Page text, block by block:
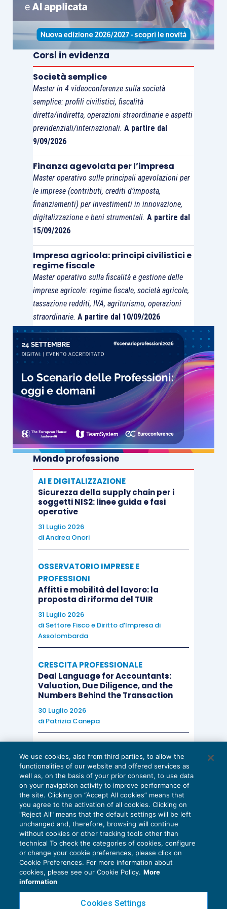
Ad avviso di chi scrive non vi è motivo di ritenere
che la disciplina prevista dall’articolo 51, comma
2, lettera c), Tuirnon si debba applicare
nell’ipotesi di svolgimento della prestazione
lavorativa in modalità di lavoro agile. Ciò in
considerazione del fatto che:
ai sensi dell’articolo 4, comma 1, lett. c),
D.M. 122/2017 i buoni pasto sono
utilizzati esclusivamente dai prestatori
di lavoro subordinato, a tempo pieno o
parziale, anche qualora l’orario di lavoro
non preveda una pausa per il pasto
la disposizione contenuta nell’articolo 51,
comma 2, lettera c), Tuirsi limita a
prevedere una detassazione del reddito di
lavoro dipendente senza condizioni
particolari, e quindi
dall’articolazione dell’orario di lavoro e
dalle modalità di svolgimento
dell’attività lavorativa.
Da ultimo si sottolinea che l’interpretazione
sopra fornita è confermata dall’ Agenzia delle
risposta ad istanza di
interpello n. 123/E/2021 .
Corsi in evidenza
Società semplice
Master in 4 videoconferenze sulla società
semplice: profili civilistici, fiscalità
diretta/indiretta, operazioni straordinarie e aspetti
previdenziali/internazionali. A partire dal
9/09/2026
Finanza agevolata per l’impresa
Master operativo sulle principali agevolazioni per
le imprese (contributi, crediti d’imposta,
finanziamenti) per investimenti in innovazione,
digitalizzazione e beni strumentali. A partire dal
15/09/2026
Impresa agricola: principi civilistici e
regime fiscale
Master operativo sulla fiscalità e gestione delle
imprese agricole: regime fiscale, società agricole,
tassazione redditi, IVA, agriturismo, operazioni
straordinarie. A partire dal 10/09/2026
Mondo professione
AI E DIGITALIZZAZIONE
Sicurezza della supply chain per i
soggetti NIS2: linee guida e fasi
operative
31 Luglio 2026
diAndrea Onori
OSSERVATORIO IMPRESE E
PROFESSIONI
Affitti e mobilità del lavoro: la
proposta di riforma del TUIR
31 Luglio 2026
di Settore Fisco e Diritto d’Impresa di
Assolombarda
CRESCITA PROFESSIONALE
Deal Language for Accountants:
Valuation, Due Diligence, and the
Numbers Behind the Transaction
30 Luglio 2026
di Patrizia Canepa
EU AI Act e studi professionali: le
scadenze concrete
27 Luglio 2026
di Diego BarberieStefano Dovier
Privacy Policy
Cookie Policy
We use cookies, also from third parties, to allow the
functionalities of our website and offered services as
well as, on the basis of your prior consent, to use data
on your navigation activity to improve performance of
the site. Clicking on “Accept All cookies” means that
you agree to the activation of all cookies. Clicking on
"Reject All" means that the default settings will be left
unchanged and, therefore, browsing will continue
without cookies or other tracking tools other than
technical To check the categories of cookies, configure
or change your cookie preferences, please click on
Cookie Preferences. For more information about
cookies, please see our Cookie Policy. More
information
Cookies Settings